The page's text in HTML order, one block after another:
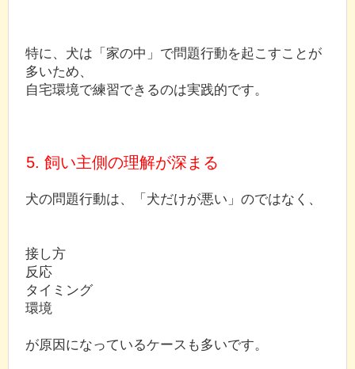
特に、犬は「家の中」で問題行動を起こすことが
多いため、
自宅環境で練習できるのは実践的です。
5. 飼い主側の理解が深まる
犬の問題行動は、「犬だけが悪い」のではなく、
接し方
反応
タイミング
環境
が原因になっているケースも多いです。